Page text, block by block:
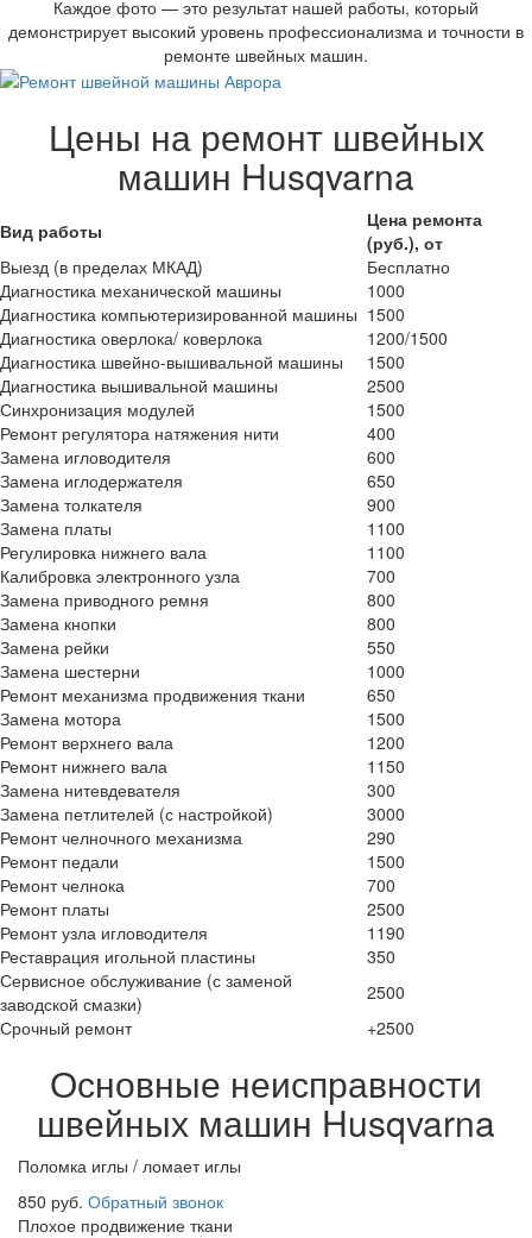
Каждое фото — это результат нашей работы, который
демонстрирует высокий уровень профессионализма и точности в
ремонте швейных машин.
Цены на ремонт швейных
машин Husqvarna
Вид работы
Цена ремонта
(руб.), от
Выезд (в пределах МКАД)
Бесплатно
Диагностика механической машины
1000
Диагностика компьютеризированной машины 1500
Диагностика оверлока/ коверлока
1200/1500
Диагностика швейно-вышивальной машины
1500
Диагностика вышивальной машины
2500
Синхронизация модулей
1500
Ремонт регулятора натяжения нити
400
Замена игловодителя
600
Замена иглодержателя
650
Замена толкателя
900
Замена платы
1100
Регулировка нижнего вала
1100
Калибровка электронного узла
700
Замена приводного ремня
800
Замена кнопки
800
Замена рейки
550
Замена шестерни
1000
Ремонт механизма продвижения ткани
650
Замена мотора
1500
Ремонт верхнего вала
1200
Ремонт нижнего вала
1150
Замена нитевдевателя
300
Замена петлителей (с настройкой)
3000
Ремонт челночного механизма
290
Ремонт педали
1500
Ремонт челнока
700
Ремонт платы
2500
Ремонт узла игловодителя
1190
Реставрация игольной пластины
350
Сервисное обслуживание (с заменой
заводской смазки)
2500
Срочный ремонт
+2500
Основные неисправности
швейных машин Husqvarna
Поломка иглы / ломает иглы
850 руб. Обратный звонок
Плохое продвижение ткани